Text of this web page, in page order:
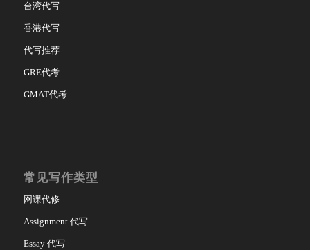
台湾代写
香港代写
代写推荐
GRE代考
GMAT代考
常见写作类型
网课代修
Assignment 代写
Essay 代写